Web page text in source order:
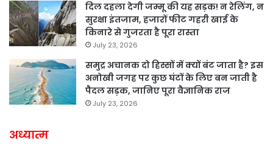
दिल दहला देगी जम्मू की यह सड़क! न रेलिंग, न
सुरक्षा इंतजाम, हजारों फीट गहरी खाई के
किनारे से गुजरता है पूरा रास्ता
July 23, 2026
समुद्र अचानक दो हिस्सों में क्यों बंट जाता है? इस
अनोखी जगह पर कुछ घंटों के लिए बन जाती है
पैदल सड़क, जानिए पूरा वैज्ञानिक राज
July 23, 2026
अध्यात्म